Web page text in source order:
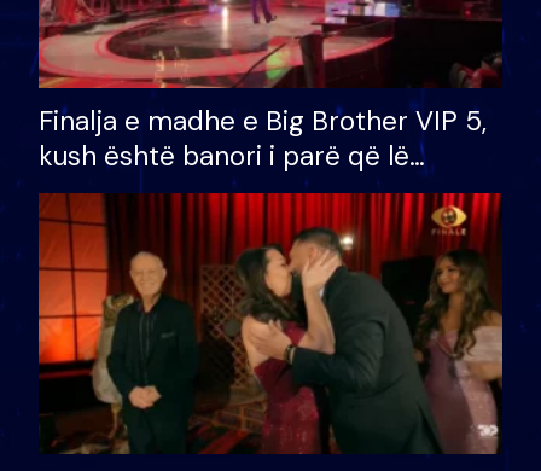
Finalja e madhe e Big Brother VIP 5,
kush është banori i parë që lë
shtëpinë dhe humb mundësinë për
të fituar çmimin e madh